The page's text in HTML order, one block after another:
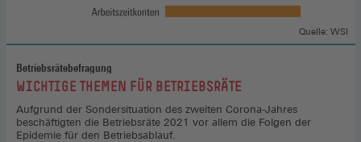
Betriebsrätebefragung
:WICHTIGE THEMEN FÜR BETRIEBSRÄTE
Aufgrund der Sondersituation des zweiten Corona-Jahres
beschäftigten die Betriebsräte 2021 vor allem die Folgen der
Epidemie für den Betriebsablauf.
Quelle: WSI